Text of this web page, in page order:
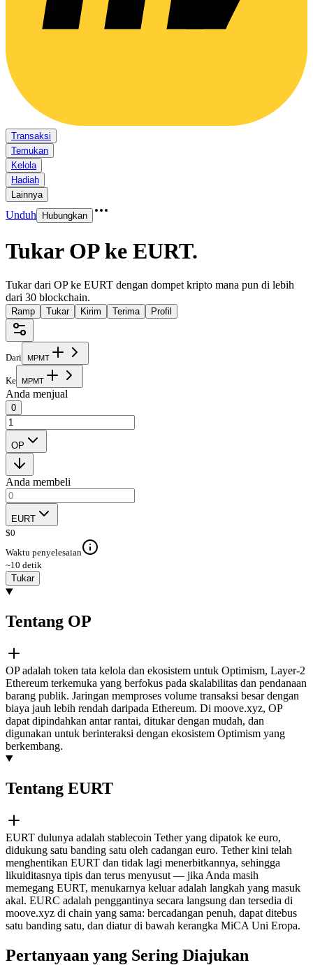
Transaksi
Temukan
Kelola
Hadiah
Lainnya
Unduh Hubungkan
Tukar OP ke EURT.
Tukar dari OP ke EURT dengan dompet kripto mana pun di lebih
dari 30 blockchain.
Ramp Tukar Kirim Terima Profil
Dari MPMT
Ke MPMT
Anda menjual
0
OP
Anda membeli
EURT
$0
Waktu penyelesaian
~10 detik
Tukar
Tentang OP
OP adalah token tata kelola dan ekosistem untuk Optimism, Layer-2
Ethereum terkemuka yang berfokus pada skalabilitas dan pendanaan
barang publik. Jaringan memproses volume transaksi besar dengan
biaya jauh lebih rendah daripada Ethereum. Di moove.xyz, OP
dapat dipindahkan antar rantai, ditukar dengan mudah, dan
digunakan untuk berinteraksi dengan ekosistem Optimism yang
berkembang.
Tentang EURT
EURT dulunya adalah stablecoin Tether yang dipatok ke euro,
didukung satu banding satu oleh cadangan euro. Tether kini telah
menghentikan EURT dan tidak lagi menerbitkannya, sehingga
likuiditasnya tipis dan terus menyusut — jika Anda masih
memegang EURT, menukarnya keluar adalah langkah yang masuk
akal. EURC adalah penggantinya secara langsung dan tersedia di
moove.xyz di chain yang sama: bercadangan penuh, dapat ditebus
satu banding satu, dan diatur di bawah kerangka MiCA Uni Eropa.
Pertanyaan yang Sering Diajukan